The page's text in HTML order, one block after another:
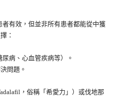
者有效，但並非所有患者都能從中獲
：
病、心血管疾病等）。
問題。
，俗稱「希愛力」）或伐地那